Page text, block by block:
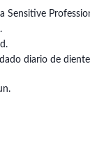
Sensitive
diario de